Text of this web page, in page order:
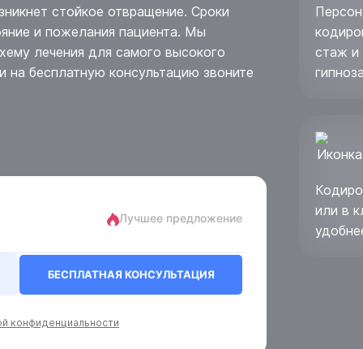
стойкое отвращение. Сроки
и пожелания пациента. Мы
лечения для самого высокого
бесплатную консультацию звоните
Лучшее предложение
БЕСПЛАТНАЯ КОНСУЛЬТАЦИЯ
конфиденциальности
стаж и
или в